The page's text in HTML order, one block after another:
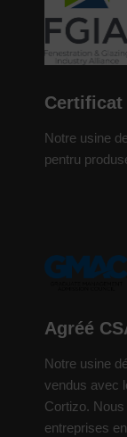
Certificat
Notre usine
pentru
Agréé
Notre usine
vendus avec
Cortizo.
entreprises